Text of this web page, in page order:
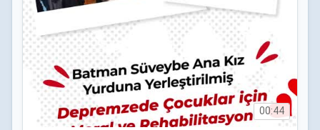
00:44